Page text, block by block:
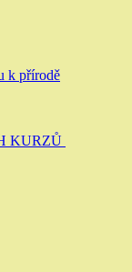
k přírodě
KURZŮ